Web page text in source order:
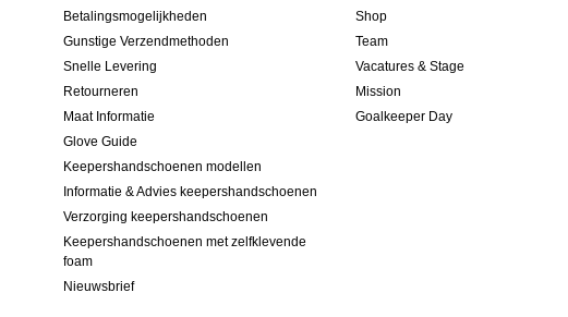
Betalingsmogelijkheden
Gunstige Verzendmethoden
Snelle Levering
Retourneren
Maat Informatie
Glove Guide
Keepershandschoenen modellen
Informatie & Advies keepershandschoenen
Verzorging keepershandschoenen
Keepershandschoenen met zelfklevende
foam
Nieuwsbrief
Shop
Team
Vacatures & Stage
Mission
Goalkeeper Day